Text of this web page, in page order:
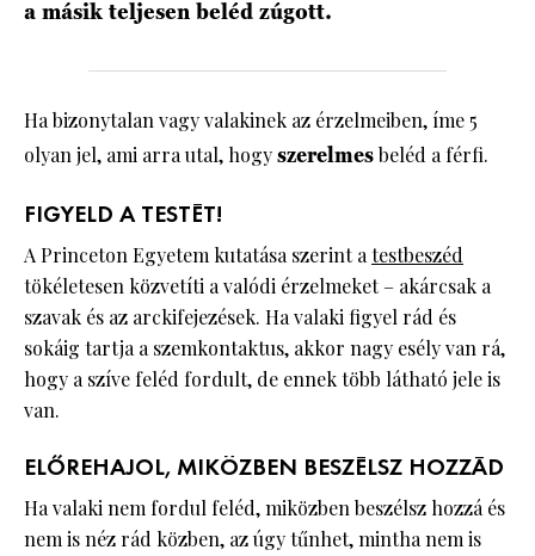
a másik teljesen beléd zúgott.
Ha bizonytalan vagy valakinek az érzelmeiben, íme 5
olyan jel, ami arra utal, hogyszerelmesbeléd a férfi.
FIGYELD A TESTÉT!
A Princeton Egyetem kutatása szerint atestbeszéd
tökéletesen közvetíti a valódi érzelmeket – akárcsak a
szavak és az arckifejezések. Ha valaki figyel rád és
sokáig tartja a szemkontaktus, akkor nagy esély van rá,
hogy a szíve feléd fordult, de ennek több látható jele is
van.
ELŐREHAJOL, MIKÖZBEN BESZÉLSZ HOZZÁD
Ha valaki nem fordul feléd, miközben beszélsz hozzá és
nem is néz rád közben, az úgy tűnhet, mintha nem is